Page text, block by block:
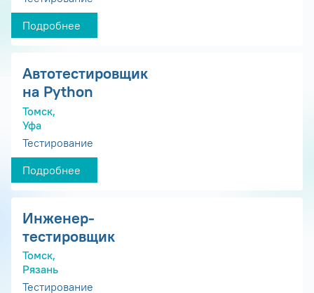
Подробнее
Автотестировщик
на Python
Томск,
Уфа
Тестирование
Подробнее
Инженер-
тестировщик
Томск,
Рязань
Тестирование